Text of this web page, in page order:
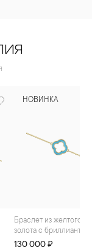
НОВИНКА
Браслет из желтого
золота с
130 000 ₽